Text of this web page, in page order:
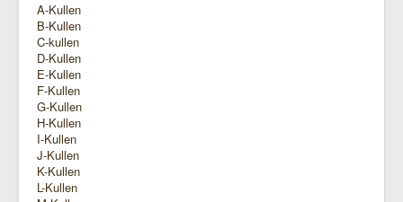
A-Kullen
B-Kullen
C-kullen
D-Kullen
E-Kullen
F-Kullen
G-Kullen
H-Kullen
I-Kullen
J-Kullen
K-Kullen
L-Kullen